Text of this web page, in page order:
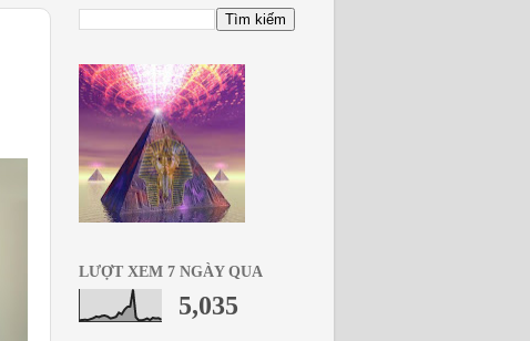
LƯỢT XEM 7 NGÀY QUA
5,035